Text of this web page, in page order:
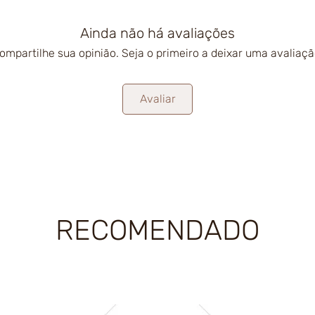
Ainda não há avaliações
sua opinião. Seja o primeiro a deixar uma
Avaliar
RECOMENDADO